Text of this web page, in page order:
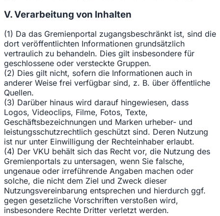
V. Verarbeitung von Inhalten
(1) Da das Gremienportal zugangsbeschränkt ist, sind die
dort veröffentlichten Informationen grundsätzlich
vertraulich zu behandeln. Dies gilt insbesondere für
geschlossene oder versteckte Gruppen.
(2) Dies gilt nicht, sofern die Informationen auch in
anderer Weise frei verfügbar sind, z. B. über öffentliche
Quellen.
(3) Darüber hinaus wird darauf hingewiesen, dass
Logos, Videoclips, Filme, Fotos, Texte,
Geschäftsbezeichnungen und Marken urheber- und
leistungsschutzrechtlich geschützt sind. Deren Nutzung
ist nur unter Einwilligung der Rechteinhaber erlaubt.
(4) Der VKU behält sich das Recht vor, die Nutzung des
Gremienportals zu untersagen, wenn Sie falsche,
ungenaue oder irreführende Angaben machen oder
solche, die nicht dem Ziel und Zweck dieser
Nutzungsvereinbarung entsprechen und hierdurch ggf.
gegen gesetzliche Vorschriften verstoßen wird,
insbesondere Rechte Dritter verletzt werden.